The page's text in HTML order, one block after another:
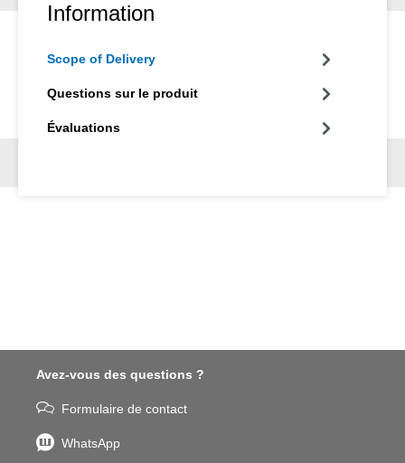
Information
Scope of Delivery
Questions sur le produit
Évaluations
Avez-vous des questions ?
Formulaire de contact
WhatsApp